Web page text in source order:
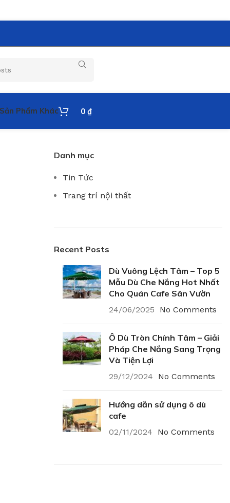
Sản Phẩm Khác 0 ₫
Danh mục
Tin Tức
Trang trí nội thất
Recent Posts
Dù Vuông Lệch Tâm – Top 5
Mẫu Dù Che Nắng Hot Nhất
Cho Quán Cafe Sân Vườn
24/06/2025 No Comments
Ô Dù Tròn Chính Tâm – Giải
Pháp Che Nắng Sang Trọng
Và Tiện Lợi
29/12/2024 No Comments
Hướng dẫn sử dụng ô dù
cafe
02/11/2024 No Comments